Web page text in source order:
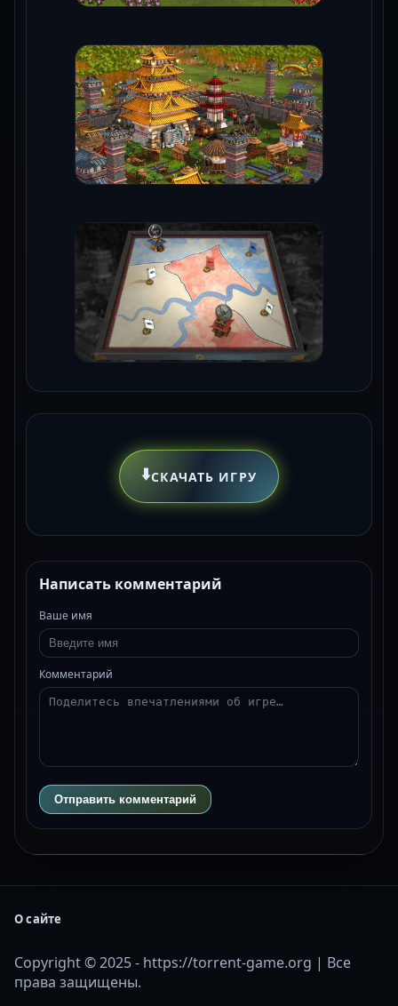
⬇️СКАЧАТЬ ИГРУ
Написать комментарий
Ваше имя
Комментарий
Отправить комментарий
О сайте
Copyright © 2025 - https://torrent-game.org | Все
права защищены.